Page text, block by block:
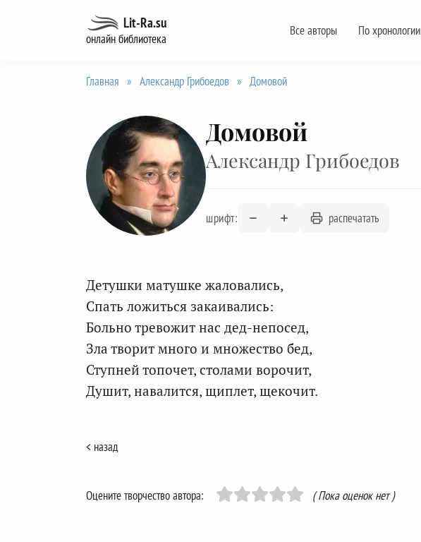
Lit-Ra.su
онлайн библиотека
Все авторы По хронологии
Главная » Александр Грибоедов » Домовой
Домовой
Александр Грибоедов
шрифт: распечатать
Детушки матушке жаловались,
Спать ложиться закаивались:
Больно тревожит нас дед-непосед,
Зла творит много и множество бед,
Ступней топочет, столами ворочит,
Душит, навалится, щиплет, щекочит.
< назад
Оцените творчество автора: ( Пока оценок нет )